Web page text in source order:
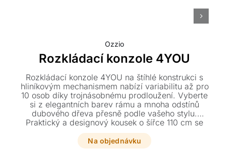
Ozzio
Rozkládací konzole 4YOU
Rozkládací konzole 4YOU na štíhlé konstrukci s
hliníkovým mechanismem nabízí variabilitu až pro
10 osob díky trojnásobnému prodloužení. Vyberte
si z elegantních barev rámu a mnoha odstínů
dubového dřeva přesně podle vašeho stylu.
Praktický a designový kousek o šířce 110 cm se
snadno přizpůsobí každé příležitosti.
Na objednávku